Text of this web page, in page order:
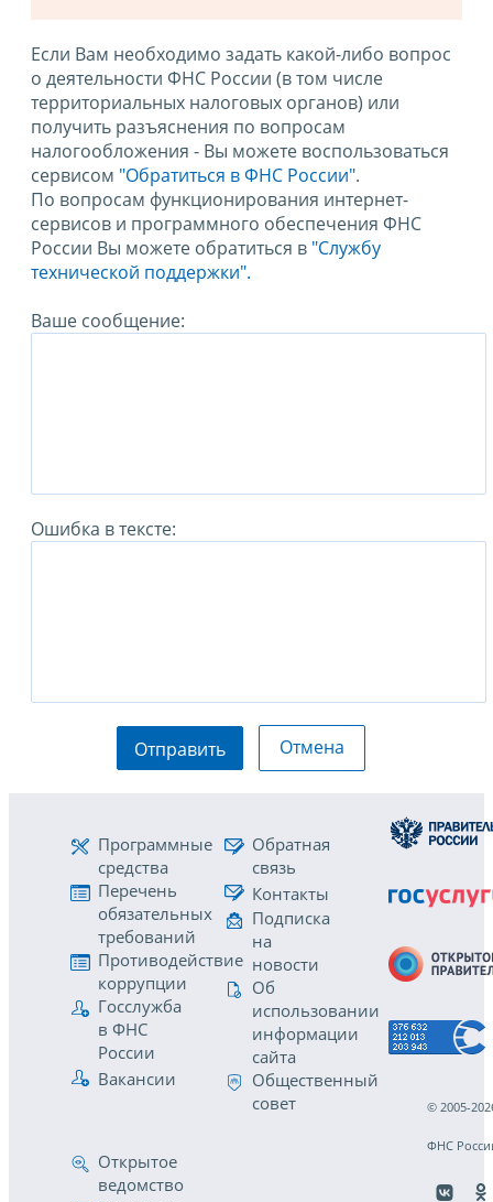
Если Вам необходимо задать какой-либо вопрос
о деятельности ФНС России (в том числе
территориальных налоговых органов) или
получить разъяснения по вопросам
налогообложения - Вы можете воспользоваться
сервисом "Обратиться в ФНС России".
По вопросам функционирования интернет-
сервисов и программного обеспечения ФНС
России Вы можете обратиться в "Службу
технической поддержки".
Ваше сообщение:
Ошибка в тексте:
Отправить Отмена
Программные
средства
Перечень
обязательных
требований
Противодействие
коррупции
Госслужба
в ФНС
России
Вакансии
Обратная
связь
Контакты
Подписка
на
новости
Об
использовании
информации
сайта
Общественный
совет
Открытое
ведомство
© 2005-
ФНС